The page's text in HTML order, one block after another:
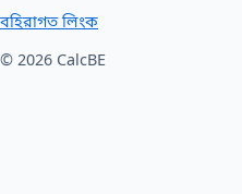
বহিরাগত লিংক
© 2026 CalcBE